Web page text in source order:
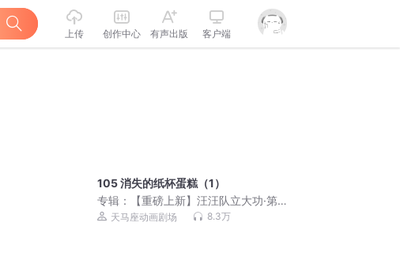
上传 创作中心 有声出版 客户端
105 消失的纸杯蛋糕（1）
专辑：
【重磅上新】汪汪队立大功·第三
辑｜安全救援｜天马座动画剧场
天马座动画剧场 8.3万